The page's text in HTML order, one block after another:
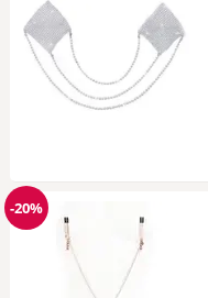
Rabat
-20%